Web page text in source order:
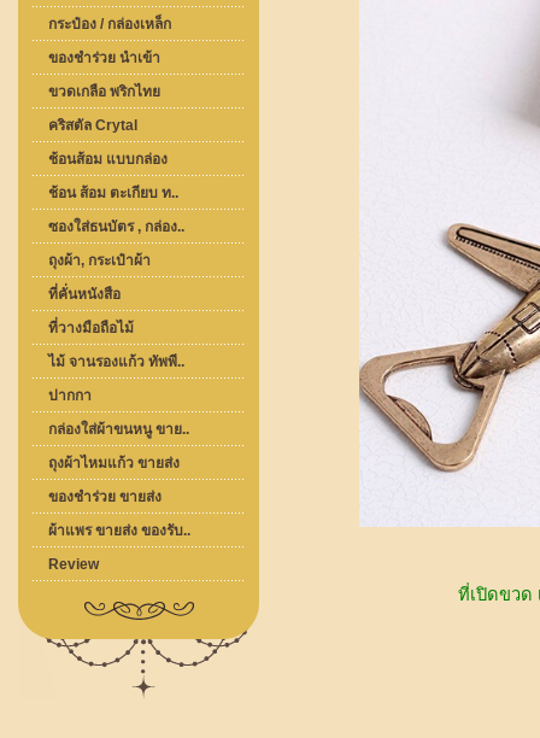
กระป๋อง / กล่องเหล็ก
ของชำร่วย นำเข้า
ขวดเกลือ พริกไทย
คริสตัล Crytal
ช้อนส้อม แบบกล่อง
ช้อน ส้อม ตะเกียบ ท..
ซองใส่ธนบัตร , กล่อง..
ถุงผ้า, กระเป๋าผ้า
ที่คั่นหนังสือ
ที่วางมือถือไม้
ไม้ จานรองแก้ว ทัพพี..
ปากกา
กล่องใส่ผ้าขนหนู ขาย..
ถุงผ้าไหมแก้ว ขายส่ง
ของชำร่วย ขายส่ง
ผ้าแพร ขายส่ง ของรับ..
Review
ที่เปิดขวด